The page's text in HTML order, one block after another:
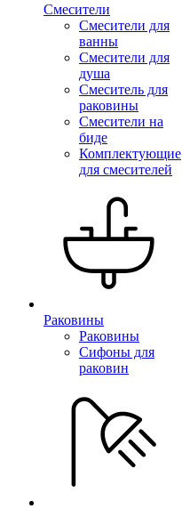
Смесители
Смесители для
ванны
Смесители для
душа
Смеситель для
раковины
Смесители на
биде
Комплектующие
для смесителей
Раковины
Раковины
Сифоны для
раковин